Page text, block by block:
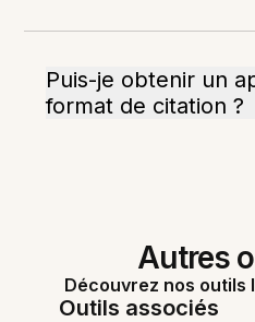
Puis-je obtenir un
format de citation ?
Autres
Découvrez nos outils
Outils associés